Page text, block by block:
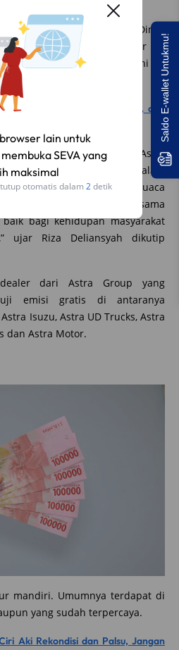
lain untuk
SEVA yang
maksimal
otomatis dalam 1detik
terintegrasi dengan Dinas
DKI Jakarta dan tersebar di
tersebut dapat melayani uji
Astra secara gratis.
Mesin Mobil Bensin, Diesel, dan
warga DKI Jakarta, Astra
untuk berpartisipasi dalam
mengurangi dampak cuaca
Jakarta. Semoga usaha bersama
bagi kehidupan masyarakat
ujar Riza Deliansyah dikutip
dari Astra Group yang
uji emisi gratis di antaranya
Isuzu, Astra UD Trucks, Astra
dan Astra Motor.
mandiri. Umumnya terdapat di
yang sudah terpercaya.
Aki Rekondisi dan Palsu, Jangan
Saldo E-wallet Untukmu!